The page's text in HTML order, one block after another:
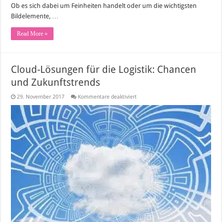
Ob es sich dabei um Feinheiten handelt oder um die wichtigsten
Bildelemente, …
Read More »
Cloud-Lösungen für die Logistik: Chancen
und Zukunftstrends
29. November 2017 Kommentare deaktiviertfür
Lösungen
für
die
Logistik:
Chancen
und
Zukunftstrends